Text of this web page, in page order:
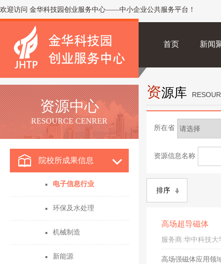
欢迎访问 金华科技园创业服务中心——中小企业公共服务平台！
首页 新闻
资源中心
RESOURCE CENRER
院校所成果信息
电子信息行业
环保及水处理
机械制造
新能源
资源库
所在省
资源信息名称
排序
高场超导磁体
服务商:华中科技大
高场强磁体应用领